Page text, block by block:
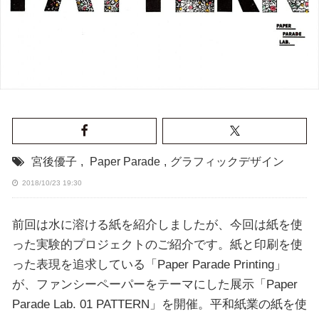
宮後優子 , Paper Parade , グラフィックデザイン
2018/10/23 19:30
前回は水に溶ける紙を紹介しましたが、今回は紙を使
った実験的プロジェクトのご紹介です。紙と印刷を使
った表現を追求している「Paper Parade Printing」
が、ファンシーペーパーをテーマにした展示「Paper
Parade Lab. 01 PATTERN」を開催。平和紙業の紙を使